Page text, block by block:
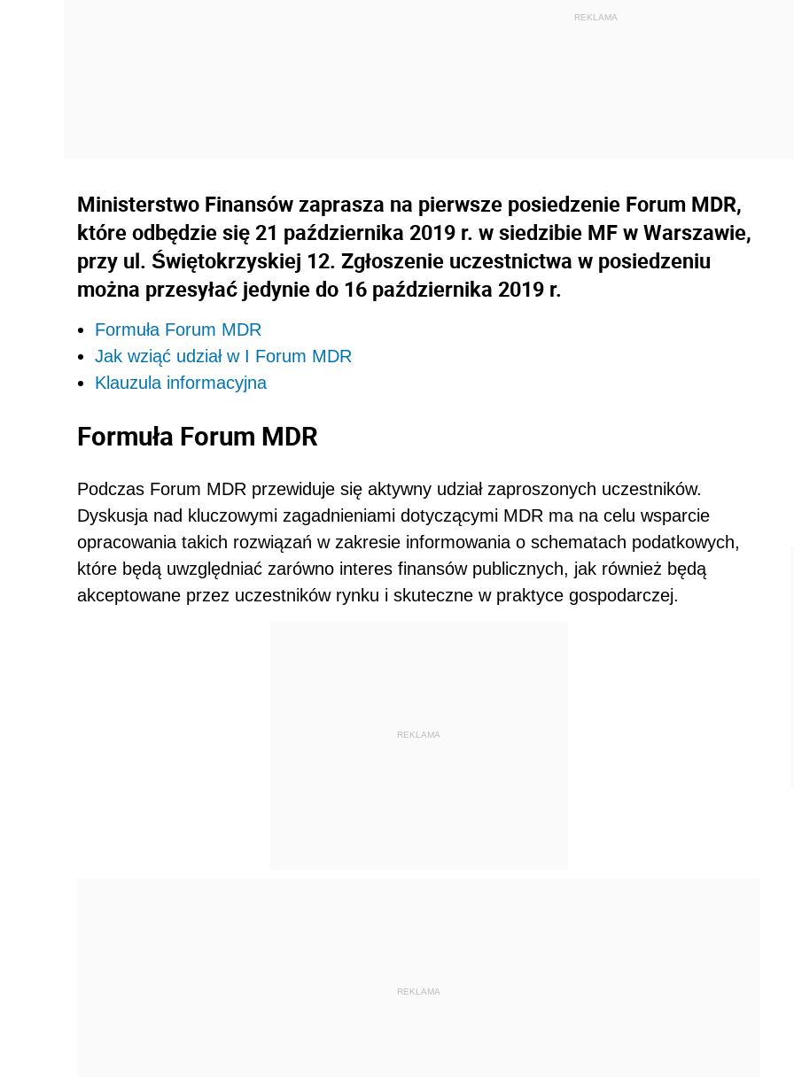
Ministerstwo Finansów zaprasza na pierwsze posiedzenie Forum MDR,
które odbędzie się 21 października 2019 r. w siedzibie MF w Warszawie,
przy ul. Świętokrzyskiej 12. Zgłoszenie uczestnictwa w posiedzeniu
można przesyłać jedynie do 16 października 2019 r.
Formuła Forum MDR
Jak wziąć udział w I Forum MDR
Klauzula informacyjna
Formuła Forum MDR
Podczas Forum MDR przewiduje się aktywny udział zaproszonych uczestników.
Dyskusja nad kluczowymi zagadnieniami dotyczącymi MDR ma na celu wsparcie
opracowania takich rozwiązań w zakresie informowania o schematach podatkowych,
które będą uwzględniać zarówno interes finansów publicznych, jak również będą
akceptowane przez uczestników rynku i skuteczne w praktyce gospodarczej.
REKLAMA
REKLAMA